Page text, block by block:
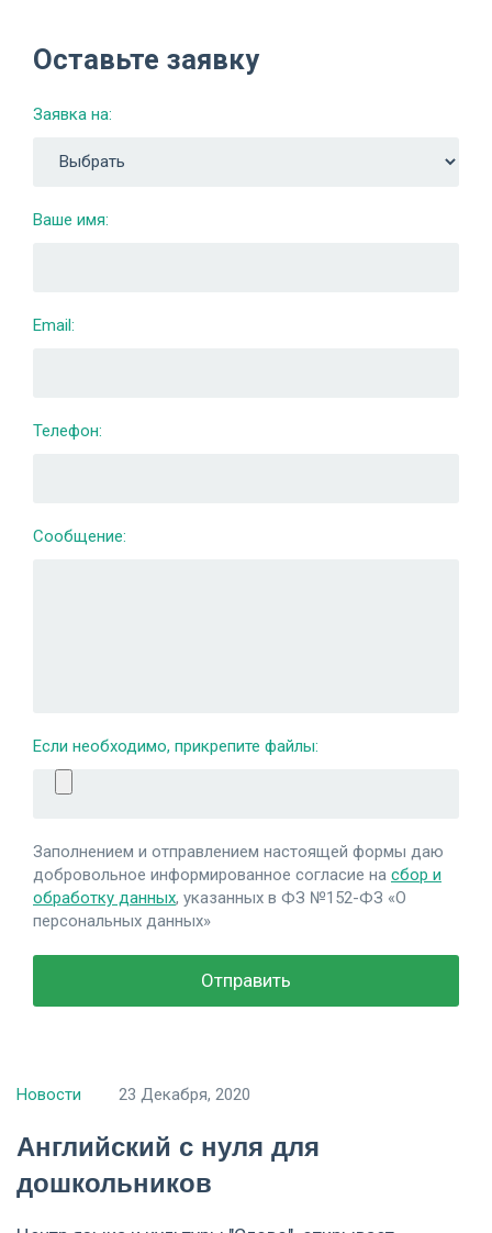
Оставьте заявку
Заявка на:
Ваше имя:
Email:
Телефон:
Сообщение:
Если необходимо, прикрепите файлы:
Заполнением и отправлением настоящей формы даю
добровольное информированное согласие на сбор и
обработку данных, указанных в ФЗ №152-ФЗ «О
персональных данных»
Новости 23 Декабря, 2020
Английский с нуля для
дошкольников